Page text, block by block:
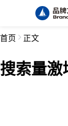
首页 正文
搜索量